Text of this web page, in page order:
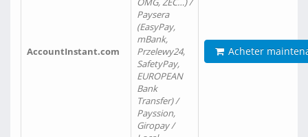
AccountInstant.com
Paysera
(EasyPay,
mBank,
Przelewy24,
SafetyPay,
EUROPEAN
Bank
Transfer) /
Payssion,
Giropay /
Acheter